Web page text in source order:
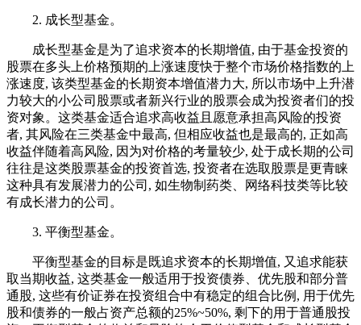
2. 成长型基金。
成长型基金是为了追求资本的长期增值, 由于基金投资的
股票在多头上价格预期的上涨速度快于整个市场价格指数的上
涨速度, 该类型基金的长期资本增值潜力大, 所以市场中上升潜
力较大的小公司股票或者新兴行业的股票会成为投资者们的投
资对象。这类基金适合追求高收益且愿意承担高风险的投资
者, 其风险在三类基金中最高, 但相应收益也是最高的, 正如高
收益伴随着高风险, 因为对价格的考量较少, 处于成长期的公司
往往是这类股票基金的投资首选, 投资者在选取股票是更青睐
这种具有发展潜力的公司, 如生物制药类、网络科技类等比较
有成长潜力的公司。
3. 平衡型基金。
平衡型基金的目标是既追求资本的长期增值, 又追求能获
取当期收益, 这类基金一般适用于投资债券、优先股和部分普
通股, 这些有价证券在投资组合中有稳定的组合比例, 用于优先
股和债券的一般占资产总额的25%~50%, 剩下的用于普通股投